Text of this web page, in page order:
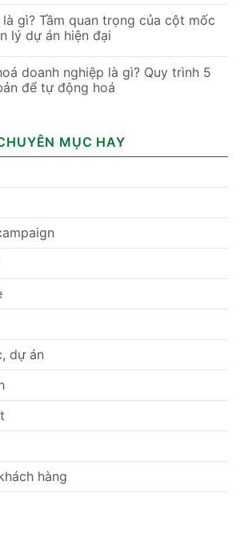
gì? Tầm quan trọng của cột mốc
lý dự án hiện đại
doanh nghiệp là gì? Quy trình 5
để tự động hoá
MỤC HAY
dự án
hàng